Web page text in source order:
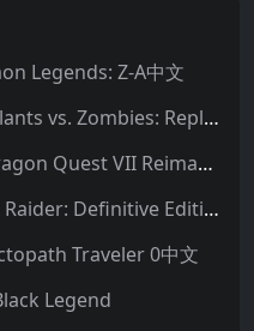
Legends: Z-A中文
植物大战僵尸：重植版|Plants vs. Zombies: Replanted中文
勇者斗恶龙7：重制版|Dragon Quest VII Reimagined中文
古墓丽影：决定版|Tomb Raider: Definitive Edition中文
Traveler 0中文
Legend